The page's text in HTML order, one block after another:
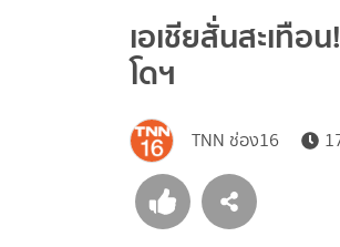
เอเชียสั่นสะเทื
โดฯ
TNN ช่อง16